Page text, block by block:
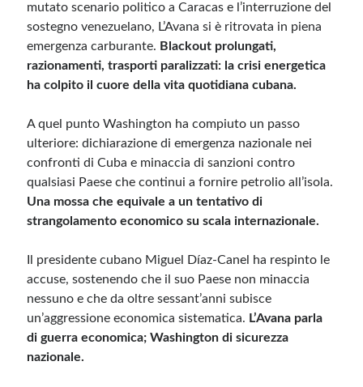
mutato scenario politico a Caracas e l’interruzione del
sostegno venezuelano, L’Avana si è ritrovata in piena
emergenza carburante. Blackout prolungati,
razionamenti, trasporti paralizzati: la crisi energetica
ha colpito il cuore della vita quotidiana cubana.
A quel punto Washington ha compiuto un passo
ulteriore: dichiarazione di emergenza nazionale nei
confronti di Cuba e minaccia di sanzioni contro
qualsiasi Paese che continui a fornire petrolio all’isola.
Una mossa che equivale a un tentativo di
strangolamento economico su scala internazionale.
Il presidente cubano Miguel Díaz-Canel ha respinto le
accuse, sostenendo che il suo Paese non minaccia
nessuno e che da oltre sessant’anni subisce
un’aggressione economica sistematica. L’Avana parla
di guerra economica; Washington di sicurezza
nazionale.